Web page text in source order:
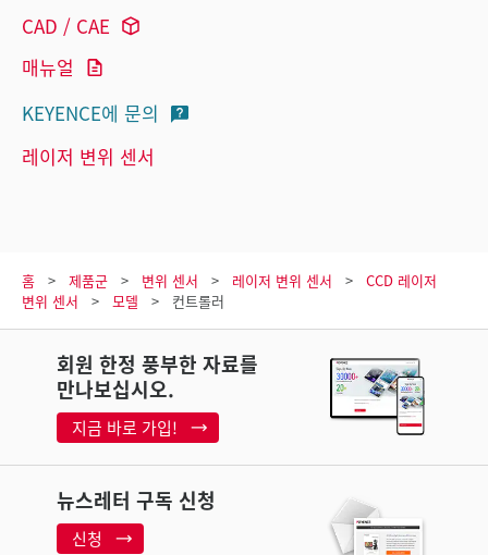
CAD / CAE
매뉴얼
KEYENCE에 문의
레이저 변위 센서
홈 제품군 변위 센서 레이저 변위 센서
CCD 레이저
변위 센서
모델 컨트롤러
회원 한정 풍부한 자료를
만나보십시오.
지금 바로 가입!
뉴스레터 구독 신청
신청